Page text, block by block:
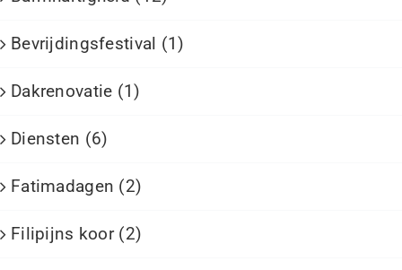
Bevrijdingsfestival (1)
Dakrenovatie (1)
Diensten (6)
Fatimadagen (2)
Filipijns koor (2)